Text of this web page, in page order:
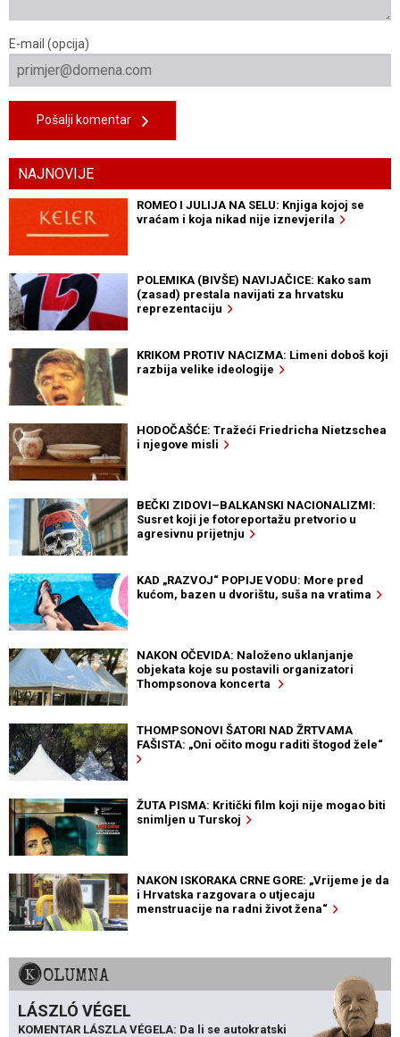
E-mail (opcija)
Pošalji komentar
NAJNOVIJE
ROMEO I JULIJA NA SELU: Knjiga kojoj se
vraćam i koja nikad nije iznevjerila
POLEMIKA (BIVŠE) NAVIJAČICE: Kako sam
(zasad) prestala navijati za hrvatsku
reprezentaciju
KRIKOM PROTIV NACIZMA: Limeni doboš koji
razbija velike ideologije
HODOČAŠĆE: Tražeći Friedricha Nietzschea
i njegove misli
BEČKI ZIDOVI–BALKANSKI NACIONALIZMI:
Susret koji je fotoreportažu pretvorio u
agresivnu prijetnju
KAD „RAZVOJ“ POPIJE VODU: More pred
kućom, bazen u dvorištu, suša na vratima
NAKON OČEVIDA: Naloženo uklanjanje
objekata koje su postavili organizatori
Thompsonova koncerta
THOMPSONOVI ŠATORI NAD ŽRTVAMA
FAŠISTA: „Oni očito mogu raditi štogod žele“
ŽUTA PISMA: Kritički film koji nije mogao biti
snimljen u Turskoj
NAKON ISKORAKA CRNE GORE: „Vrijeme je da
i Hrvatska razgovara o utjecaju
menstruacije na radni život žena“
KOLUMNA
LÁSZLÓ VÉGEL
KOMENTAR LÁSZLA VÉGELA: Da li se autokratski